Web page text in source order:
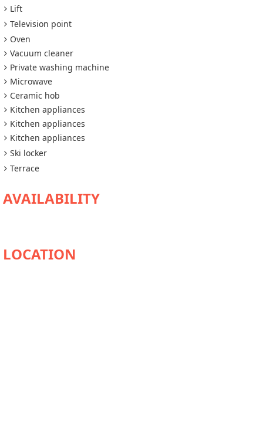
Lift
Television point
Oven
Vacuum cleaner
Private washing machine
Microwave
Ceramic hob
Kitchen appliances
Kitchen appliances
Kitchen appliances
Ski locker
Terrace
AVAILABILITY